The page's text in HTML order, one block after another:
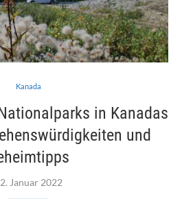
Kanada
in Kanadas
und
Januar 2022